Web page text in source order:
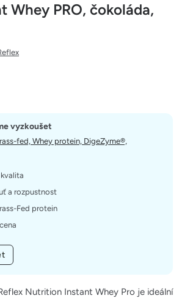
Whey PRO, čokoláda,
Nutrition Instant Whey Pro je ideální
vyzkoušet
fed, Whey protein, DigeZyme®,
a rozpustnost
Fed protein